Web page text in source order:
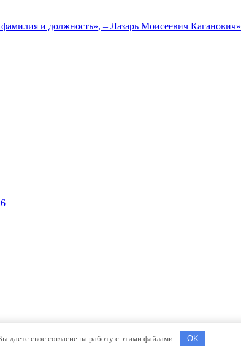
и должность», – Лазарь Моисеевич Каганович»
свое согласие на работу с этими файлами. OK